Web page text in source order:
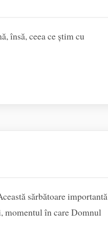
însă, ceea ce știm cu
sărbătoare importantă
momentul în care Domnul